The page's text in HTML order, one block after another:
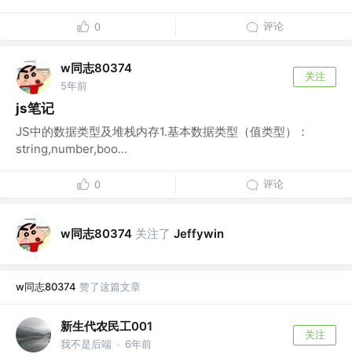
0 评论
w同志80374
5年前
关注
js笔记
JS中的数据类型及堆栈内存1.基本数据类型（值类型）：
string,number,boo...
0 评论
w同志80374 关注了 Jeffywin
w同志80374 赞了这篇文章
新生代农民工001
我不是后端 · 6年前
关注